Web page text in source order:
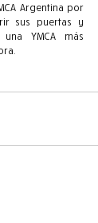
Argentina por
sus puertas y
YMCA más